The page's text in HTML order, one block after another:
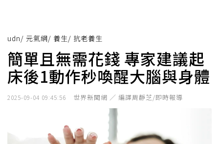
udn/ 元氣網/ 養生/ 抗老養生
簡單且無需花錢 專家建議起
床後1動作秒喚醒大腦與身體
2025-09-04 09:45:56 世界新聞網 ／ 編譯周靜芝/即時報導